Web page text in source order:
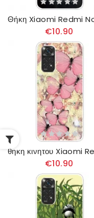
€10.90
€10.90